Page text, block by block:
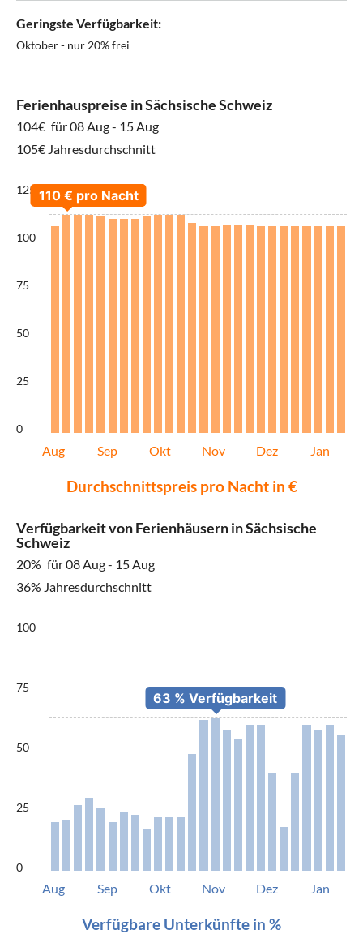
Geringste Verfügbarkeit:
Oktober - nur 20% frei
Ferienhauspreise in Sächsische Schweiz
104€ für 08 Aug - 15 Aug
105€ Jahresdurchschnitt
125
100
75
50
25
0
Aug Sep Okt Nov Dez Jan
Durchschnittspreis pro Nacht in €
Verfügbarkeit von Ferienhäusern in Sächsische
Schweiz
20% für 08 Aug - 15 Aug
36% Jahresdurchschnitt
100
75
50
25
0
Aug Sep Okt Nov Dez Jan
Verfügbare Unterkünfte in %